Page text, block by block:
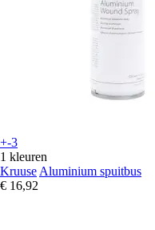
+-3
1 kleuren
Kruuse Aluminium spuitbus
€ 16,92